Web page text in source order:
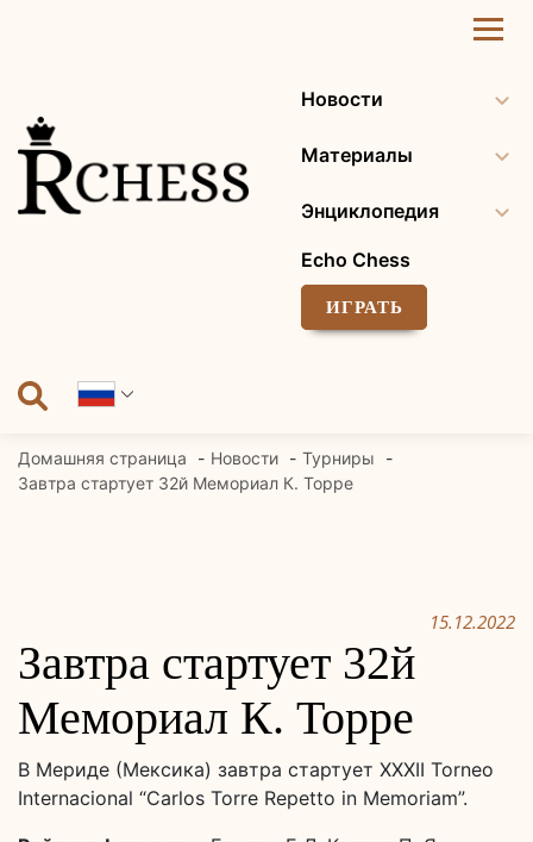
Новости
Материалы
Энциклопедия
Echo Chess
ИГРАТЬ
Домашняя страница Новости
Турниры
Завтра стартует 32й Мемориал К. Торре
15.12.2022
Завтра стартует 32й
Мемориал К. Торре
В Мериде (Мексика) завтра стартует XXXII Torneo
Internacional “Carlos Torre Repetto in Memoriam”.